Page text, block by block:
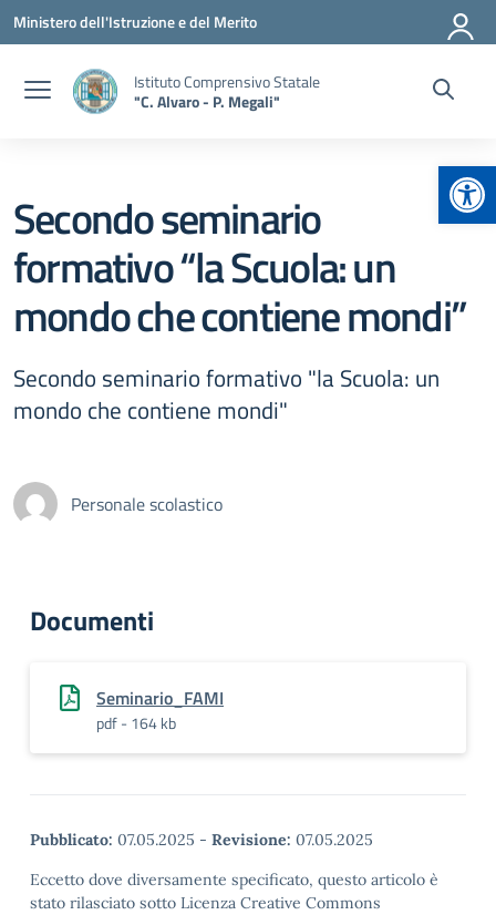
Vai ai contenuti
Vai al menu di navigazione
Vai al footer
Ministero dell'Istruzione e del Merito
Istituto Comprensivo Statale
"C. Alvaro - P. Megali"
Secondo seminario
formativo “la Scuola: un
mondo che contiene mondi”
Secondo seminario formativo "la Scuola: un
mondo che contiene mondi"
Personale scolastico
Documenti
Seminario_FAMI
pdf - 164 kb
Pubblicato: 07.05.2025 - Revisione: 07.05.2025
Eccetto dove diversamente specificato, questo articolo è
stato rilasciato sotto Licenza Creative Commons